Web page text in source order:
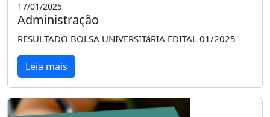
17/01/2025
Administração
RESULTADO BOLSA UNIVERSITáRIA EDITAL 01/2025
Leia mais